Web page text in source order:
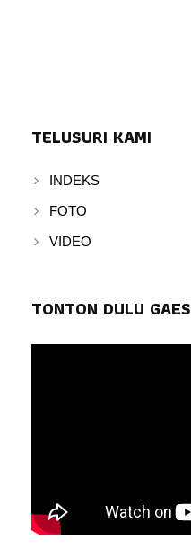
TELUSURI KAMI
INDEKS
FOTO
VIDEO
TONTON DULU GAES